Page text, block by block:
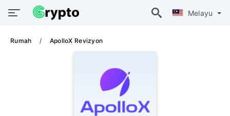
Melayu
Rumah ApolloX Revizyon